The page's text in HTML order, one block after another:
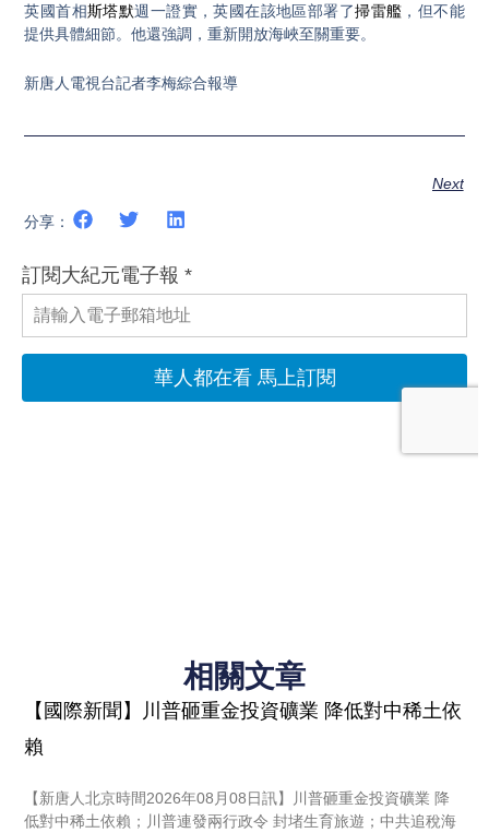
英國首相斯塔默週一證實，英國在該地區部署了掃雷艦 ，但不能
提供具體細節。他還強調，重新開放海峽至關重要。
新唐人電視台記者李梅綜合報導
Next
分享：
相關文章
【國際新聞】川普砸重金投資礦業 降低對中稀土依
賴
【新唐人北京時間2026年08月08日訊】川普砸重金投資礦業 降
低對中稀土依賴；川普連發兩行政令 封堵生育旅遊；中共追稅海